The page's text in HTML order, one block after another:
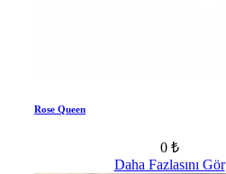
Rose Queen
0 ₺
Daha Fazlasını Gör